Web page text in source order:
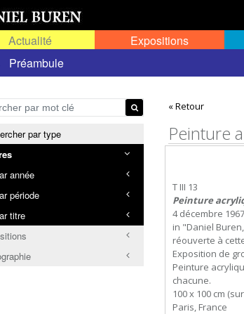
Actualité Expositions
permanentes dans l'espace public ou semi-
Préambule
par type
année
période
titre
« Retour
Peinture
T III 13
Peinture
4 décembre 1967
in "Daniel
réouverte à
Exposition de
Peinture
chacune.
100 x 100 cm
Paris, France